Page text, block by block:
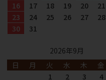
16
17 18 19 20 21
23
24 25 26 27 28
30
31
2026年9月
日
月 火 水 木 金
1
2 3 4